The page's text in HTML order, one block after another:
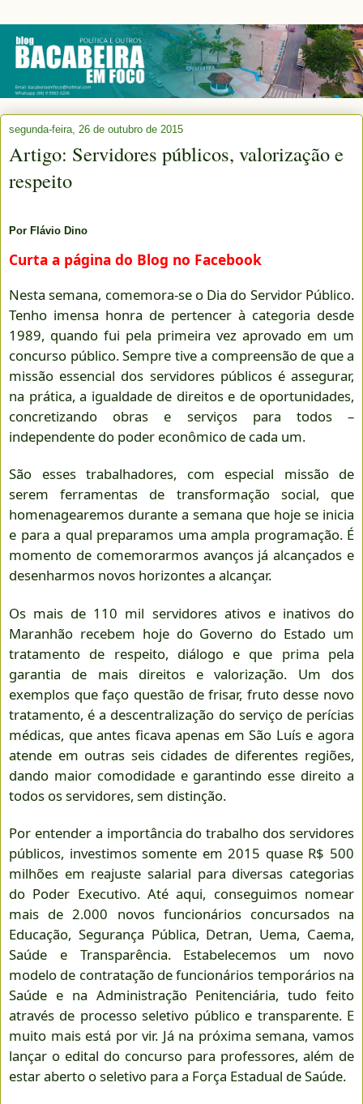
segunda-feira, 26 de outubro de 2015
Artigo: Servidores públicos, valorização e
respeito
Por Flávio Dino
Curta a página do Blog no Facebook
Nesta semana, comemora-se o Dia do Servidor Público.
Tenho imensa honra de pertencer à categoria desde
1989, quando fui pela primeira vez aprovado em um
concurso público. Sempre tive a compreensão de que a
missão essencial dos servidores públicos é assegurar,
na prática, a igualdade de direitos e de oportunidades,
concretizando obras e serviços para todos –
independente do poder econômico de cada um.
São esses trabalhadores, com especial missão de
serem ferramentas de transformação social, que
homenagearemos durante a semana que hoje se inicia
e para a qual preparamos uma ampla programação. É
momento de comemorarmos avanços já alcançados e
desenharmos novos horizontes a alcançar.
Os mais de 110 mil servidores ativos e inativos do
Maranhão recebem hoje do Governo do Estado um
tratamento de respeito, diálogo e que prima pela
garantia de mais direitos e valorização. Um dos
exemplos que faço questão de frisar, fruto desse novo
tratamento, é a descentralização do serviço de perícias
médicas, que antes ficava apenas em São Luís e agora
atende em outras seis cidades de diferentes regiões,
dando maior comodidade e garantindo esse direito a
todos os servidores, sem distinção.
Por entender a importância do trabalho dos servidores
públicos, investimos somente em 2015 quase R$ 500
milhões em reajuste salarial para diversas categorias
do Poder Executivo. Até aqui, conseguimos nomear
mais de 2.000 novos funcionários concursados na
Educação, Segurança Pública, Detran, Uema, Caema,
Saúde e Transparência. Estabelecemos um novo
modelo de contratação de funcionários temporários na
Saúde e na Administração Penitenciária, tudo feito
através de processo seletivo público e transparente. E
muito mais está por vir. Já na próxima semana, vamos
lançar o edital do concurso para professores, além de
estar aberto o seletivo para a Força Estadual de Saúde.